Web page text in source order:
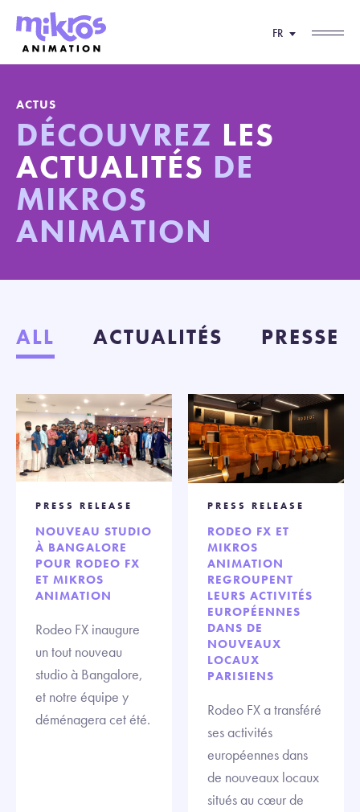
FR
ACTUS
DÉCOUVREZ LES
ACTUALITÉS DE
MIKROS
ANIMATION
ALL ACTUALITÉS PRESSE
PRESS RELEASE
NOUVEAU STUDIO
À BANGALORE
POUR RODEO FX
ET MIKROS
ANIMATION
Rodeo FX inaugure
un tout nouveau
studio à Bangalore,
et notre équipe y
déménagera cet été.
PRESS RELEASE
RODEO FX ET
MIKROS
ANIMATION
REGROUPENT
LEURS ACTIVITÉS
EUROPÉENNES
DANS DE
NOUVEAUX
LOCAUX
PARISIENS
Rodeo FX a transféré
ses activités
européennes dans
de nouveaux locaux
situés au cœur de